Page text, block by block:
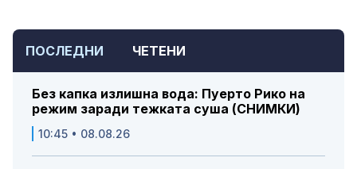
ПОСЛЕДНИ ЧЕТЕНИ
Без капка излишна вода: Пуерто Рико на
режим заради тежката суша (СНИМКИ)
10:45 • 08.08.26